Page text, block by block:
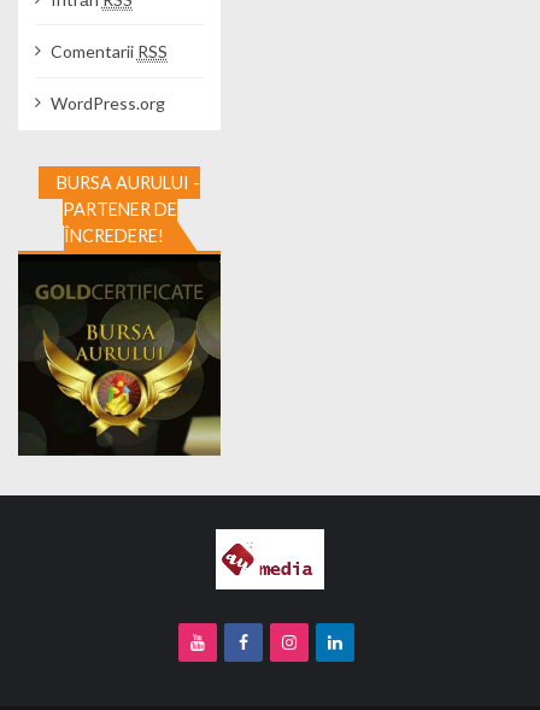
Comentarii RSS
WordPress.org
BURSA AURULUI -
PARTENER DE
ÎNCREDERE!